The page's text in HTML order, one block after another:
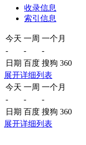
收录信息
索引信息
今天 一周 一个月
-
-
-
日期 百度 搜狗 360
展开详细列表
今天 一周 一个月
-
-
-
日期 百度 搜狗 360
展开详细列表